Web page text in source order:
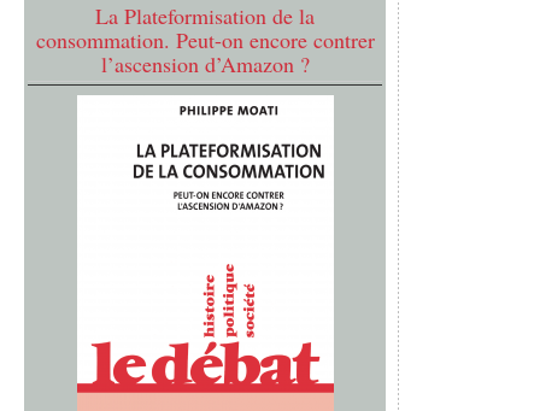
La Plateformisation de la
consommation. Peut-on encore contrer
l’ascension d’Amazon ?